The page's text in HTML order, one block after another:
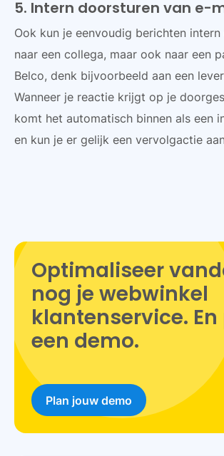
5. Intern doorsturen van e-
Ook kun je eenvoudig berichten
naar een collega, maar ook naar een
Belco, denk bijvoorbeeld aan een
Wanneer je reactie krijgt op je
komt het automatisch binnen als een
en kun je er gelijk een vervolgactie
Optimaliseer
nog je webwinkel
klantenservice.
een demo.
Plan jouw demo